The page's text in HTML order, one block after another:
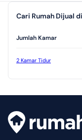
Cari Rumah Dijual
Jumlah Kamar
2 Kamar Tidur